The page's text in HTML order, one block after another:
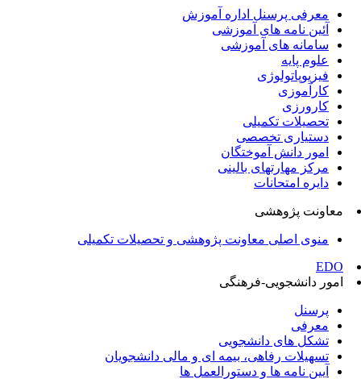
معرفی پرسنل اداره آموزش
آئین نامه های آموزشی
سامانه های آموزشی
علوم پایه
فیزیوپاتولوژی
کارآموزی
کارورزی
تحصیلات تکمیلی
دستیاری تخصصی
امور دانش آموختگان
مرکز مهارتهای بالینی
دایره امتحانات
معاونت پژوهشی
منوی اصلی معاونت پژوهشی و تحصیلات تکمیلی
EDO
امور دانشجویی-فرهنگی
پرسنل
معرفی
تشکل های دانشجویی
تسهیلات رفاهی، بیمه ای و مالی دانشجویان
آیین نامه ها و دستورالعمل ها